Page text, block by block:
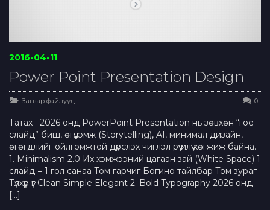
2016-04-11
Power Point Presentation Design
Загвар файлууд 0
Татах 2026 онд PowerPoint Presentation нь зөвхөн “гоё
слайд” биш, өгүүлэмж (Storytelling), AI, минимал дизайн,
өгөгдлийг ойлгомжтой дүрслэх чиглэл рүү илүү хөгжиж байна.
1. Minimalism 2.0 Их хэмжээний цагаан зай (White Space) 1
слайд = 1 гол санаа Том гарчиг Богино тайлбар Том зураг
Түлхүүр үг Clean Simple Elegant 2. Bold Typography 2026 онд
[…]